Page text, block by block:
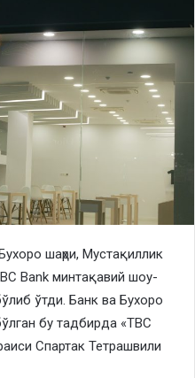
шаҳри, Мустақиллик
Bank минтақавий шоу-
ўтди. Банк ва Бухоро
бу тадбирда «TBC
Спартак Тетрашвили